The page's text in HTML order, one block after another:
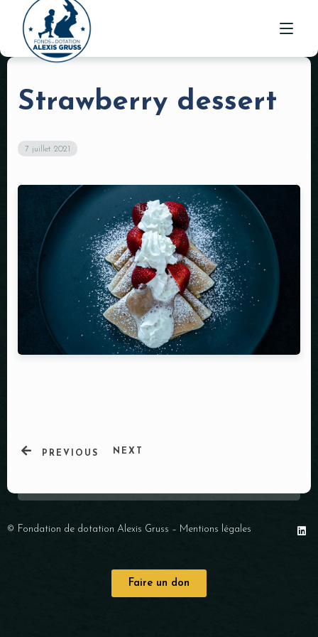
ACTUALITÉS
NOS MÉCÈNES
NOUS SOUTENIR
PARRAINER UN CHEVAL
CONTACT
Strawberry dessert
7 juillet 2021
PREVIOUS NEXT
© Fondation de dotation Alexis Gruss – Mentions légales
Faire un don